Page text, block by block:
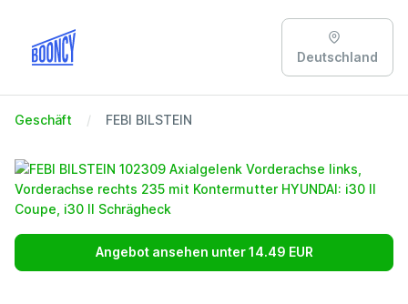
Deutschland
Geschäft FEBI BILSTEIN
Angebot ansehen unter 14.49 EUR